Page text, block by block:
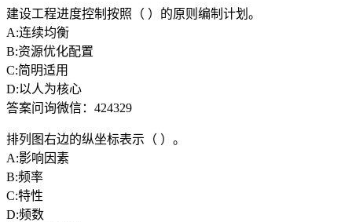
建设工程进度控制按照（ ）的原则编制计划。
A:连续均衡
B:资源优化配置
C:简明适用
D:以人为核心
答案问询微信：424329
排列图右边的纵坐标表示（ ）。
A:影响因素
B:频率
C:特性
D:频数